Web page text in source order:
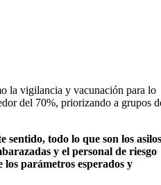
la vigilancia y vacunación para lo
del 70%, priorizando a grupos
sentido, todo lo que son los asilos
y el personal de riesgo
parámetros esperados y